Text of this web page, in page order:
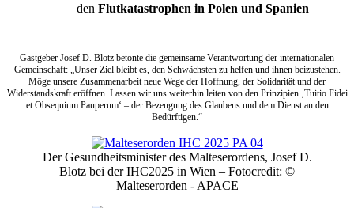
den Flutkatastrophen in Polen und Spanien
Gastgeber Josef D. Blotz betonte die gemeinsame Verantwortung der internationalen
Gemeinschaft: „Unser Ziel bleibt es, den Schwächsten zu helfen und ihnen beizustehen.
Möge unsere Zusammenarbeit neue Wege der Hoffnung, der Solidarität und der
Widerstandskraft eröffnen. Lassen wir uns weiterhin leiten von den Prinzipien ‚Tuitio Fidei
et Obsequium Pauperum‘ – der Bezeugung des Glaubens und dem Dienst an den
Bedürftigen.“
Der Gesundheitsminister des Malteserordens, Josef D.
Blotz bei der IHC2025 in Wien – Fotocredit: ©
Malteserorden - APACE